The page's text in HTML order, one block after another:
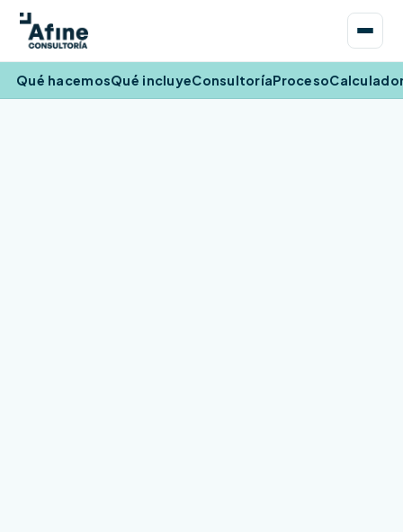
Qué hacemosQué incluyeConsultoríaProceso